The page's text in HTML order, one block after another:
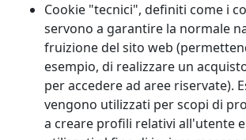
Cookie "tecnici", definiti come i
servono a garantire la normale
fruizione del sito web
esempio, di realizzare un
per accedere ad aree riservate).
vengono utilizzati per scopi di
a creare profili relativi all'utente